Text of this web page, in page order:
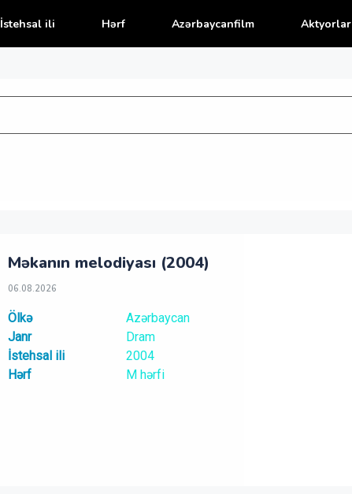
İstehsal ili Hərf Azərbaycanfilm Aktyorlar
Məkanın melodiyası (2004)
06.08.2026
Ölkə
Azərbaycan
Janr
Dram
İstehsal ili
2004
Hərf
M hərfi